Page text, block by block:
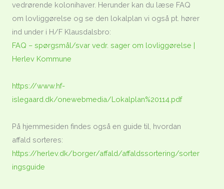
vedrørende kolonihaver. Herunder kan du læse FAQ
om lovliggørelse og se den lokalplan vi også pt. hører
ind under i H/F Klausdalsbro:
FAQ – spørgsmål/svar vedr. sager om lovliggørelse |
Herlev Kommune
https://www.hf-
islegaard.dk/onewebmedia/Lokalplan%20114.pdf
På hjemmesiden findes også en guide til, hvordan
affald sorteres:
https://herlev.dk/borger/affald/affaldssortering/sorter
ingsguide